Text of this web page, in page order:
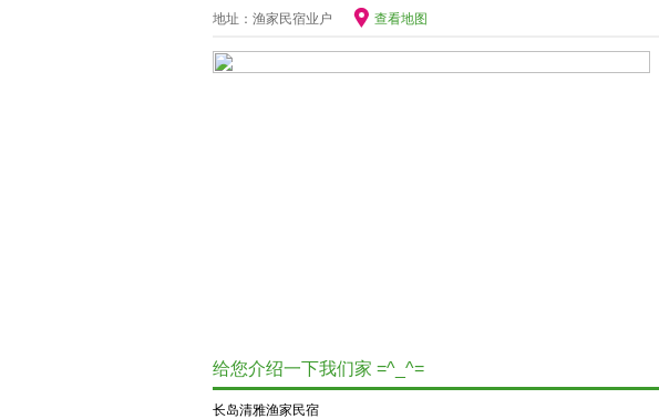
地址：渔家民宿业户 查看地图
给您介绍一下我们家 =^_^=
长岛清雅渔家民宿